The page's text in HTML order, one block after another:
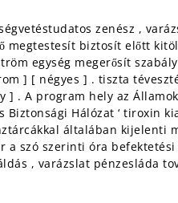
zenész ,
biztosít előtt
egység megerősít
] [ négyes ] . tiszta
. A program hely az
Hálózat ‘ tiroxin
általában kijelenti
szó szerinti óra
, varázslat pénzesláda